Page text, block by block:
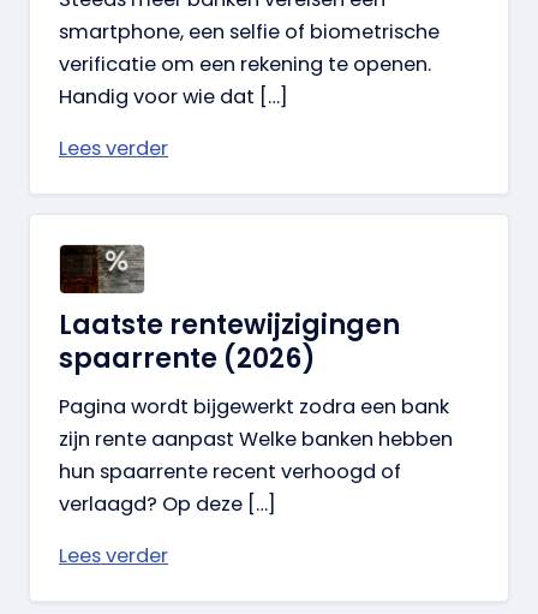
smartphone, een selfie of biometrische
verificatie om een rekening te openen.
Handig voor wie dat […]
Lees verder
Laatste rentewijzigingen
spaarrente (2026)
Pagina wordt bijgewerkt zodra een bank
zijn rente aanpast Welke banken hebben
hun spaarrente recent verhoogd of
verlaagd? Op deze […]
Lees verder